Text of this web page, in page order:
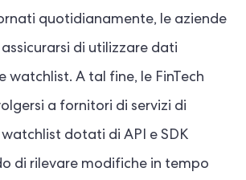
quotidianamente, le aziende
di utilizzare dati
watchlist. A tal fine, le FinTech
a fornitori di servizi di
dotati di API e SDK
di rilevare modifiche in tempo